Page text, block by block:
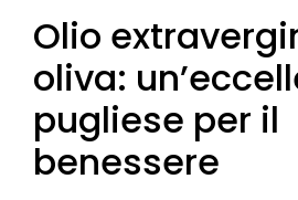
Olio
oliva:
pugliese per il
benessere